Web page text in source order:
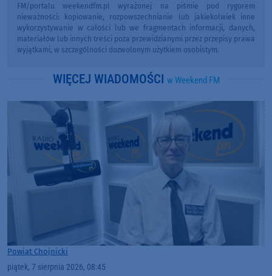
FM/portalu weekendfm.pl wyrażonej na piśmie pod rygorem
nieważności: kopiowanie, rozpowszechnianie lub jakiekolwiek inne
wykorzystywanie w całości lub we fragmentach informacji, danych,
materiałów lub innych treści poza przewidzianymi przez przepisy prawa
wyjątkami, w szczególności dozwolonym użytkiem osobistym.
WIĘCEJ WIADOMOŚCI w Weekend FM
Powiat Chojnicki
piątek, 7 sierpnia 2026, 08:45